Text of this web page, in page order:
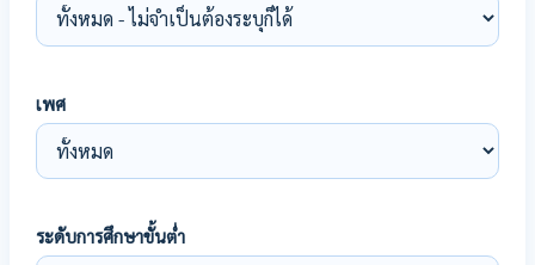
เพศ
ระดับการศึกษาขั้นต่ำ